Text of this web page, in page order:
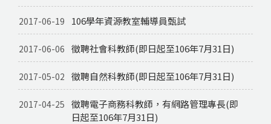
2017-06-19 106學年資源教室輔導員甄試
2017-06-06 徵聘社會科教師(即日起至106年7月31日)
2017-05-02 徵聘自然科教師(即日起至106年7月31日)
2017-04-25 徵聘電子商務科教師，有網路管理專長(即
日起至106年7月31日)